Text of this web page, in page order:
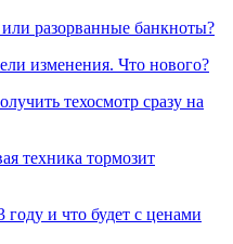
разорванные банкноты?
изменения. Что нового?
техосмотр сразу на
техника тормозит
и что будет с ценами